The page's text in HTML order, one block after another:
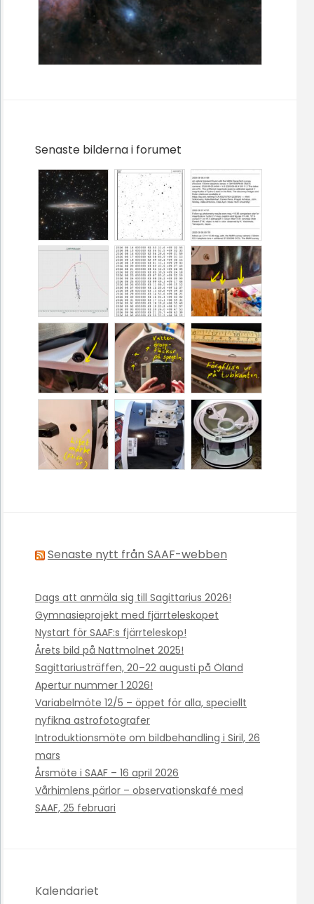
Senaste bilderna i forumet
Senaste nytt från SAAF-webben
Dags att anmäla sig till Sagittarius 2026!
Gymnasieprojekt med fjärrteleskopet
Nystart för SAAF:s fjärrteleskop!
Årets bild på Nattmolnet 2025!
Sagittariusträffen, 20–22 augusti på Öland
Apertur nummer 1 2026!
Variabelmöte 12/5 – öppet för alla, speciellt
nyfikna astrofotografer
Introduktionsmöte om bildbehandling i Siril, 26
mars
Årsmöte i SAAF – 16 april 2026
Vårhimlens pärlor – observationskafé med
SAAF, 25 februari
Kalendariet